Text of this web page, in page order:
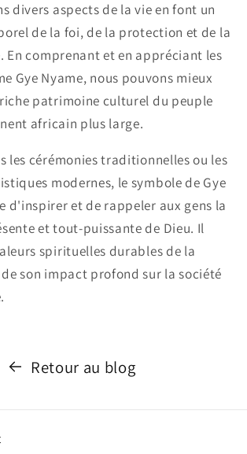
divers aspects de la vie en font un
de la foi, de la protection et de la
comprenant et en appréciant les
Gye Nyame, nous pouvons mieux
patrimoine culturel du peuple
africain plus large.
les cérémonies traditionnelles ou les
modernes, le symbole de Gye
d'inspirer et de rappeler aux gens la
et tout-puissante de Dieu. Il
spirituelles durables de la
son impact profond sur la société
Retour au blog